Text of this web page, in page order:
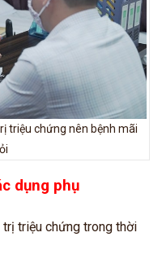
triệu chứng nên bệnh mãi
dụng phụ
triệu chứng trong thời